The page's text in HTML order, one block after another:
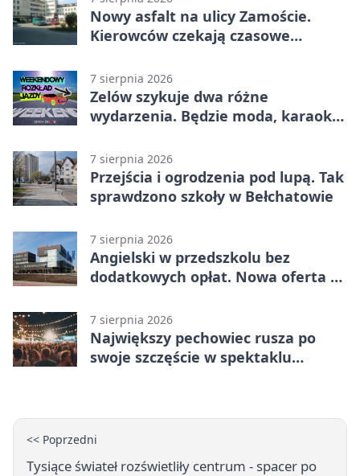
Nowy asfalt na ulicy Zamoście.
Kierowców czekają czasowe
7 sierpnia 2026
Zelów szykuje dwa różne
wydarzenia. Będzie moda, karaoke
7 sierpnia 2026
Przejścia i ogrodzenia pod lupą. Tak
sprawdzono szkoły w Bełchatowie
7 sierpnia 2026
Angielski w przedszkolu bez
dodatkowych opłat. Nowa oferta w
7 sierpnia 2026
Największy pechowiec rusza po
swoje szczęście w spektaklu
<< Poprzedni
Tysiące świateł rozświetliły centrum - spacer po